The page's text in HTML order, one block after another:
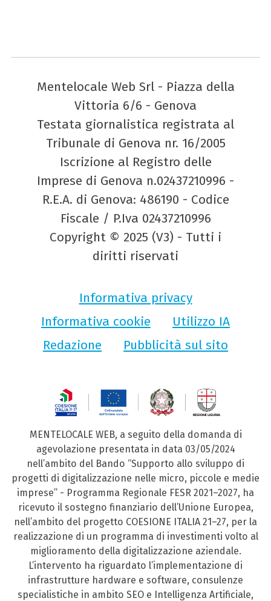
Mentelocale Web Srl - Piazza della
Vittoria 6/6 - Genova
Testata giornalistica registrata al
Tribunale di Genova nr. 16/2005
Iscrizione al Registro delle
Imprese di Genova n.02437210996 -
R.E.A. di Genova: 486190 - Codice
Fiscale / P.Iva 02437210996
Copyright © 2025 (V3) - Tutti i
diritti riservati
Informativa privacy
Informativa cookie
Utilizzo IA
Redazione
Pubblicità sul sito
MENTELOCALE WEB, a seguito della domanda di
agevolazione presentata in data 03/05/2024
nell’ambito del Bando “Supporto allo sviluppo di
progetti di digitalizzazione nelle micro, piccole e medie
imprese” - Programma Regionale FESR 2021–2027, ha
ricevuto il sostegno finanziario dell’Unione Europea,
nell’ambito del progetto COESIONE ITALIA 21–27, per la
realizzazione di un programma di investimenti volto al
miglioramento della digitalizzazione aziendale.
L’intervento ha riguardato l’implementazione di
infrastrutture hardware e software, consulenze
specialistiche in ambito SEO e Intelligenza Artificiale,